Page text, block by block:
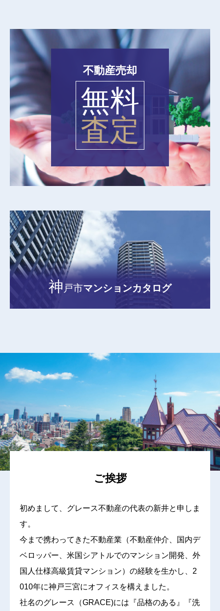
不動産売却
無料
査定
神 戸市マンションカタログ
ご挨拶
初めまして、グレース不動産の代表の新井と申しま
す。
今まで携わってきた不動産業（不動産仲介、国内デ
ベロッパー、米国シアトルでのマンション開発、外
国人仕様高級賃貸マンション）の経験を生かし、2
010年に神戸三宮にオフィスを構えました。
社名のグレース（GRACE)には『品格のある』『洗